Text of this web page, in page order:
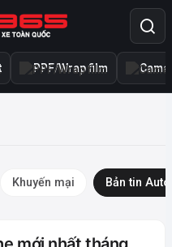
PPF/Wrap film
Khuyến mại Bản tin